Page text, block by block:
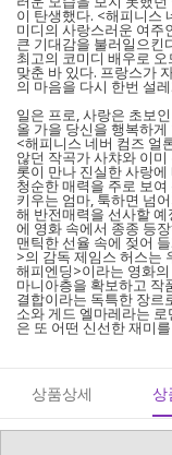
이 탄생했다. <해피니스
미디의 사랑스러운 여주
큰 기대감을 불러일으킨
최고의 코미디 배우로
맞춘 바 있다. 프랑스가
의 마음을 다시 한번 설
일은 프로, 사랑은 초보
올 가을 당신을 행복하
<해피니스 네버 컴즈 얼
않던 작곡가 사챠와 이
롯이 만나 진실한 사랑
청순한 매력을 주로 보
키우는 엄마, 툭하면 넘
해 반전매력을 선사할
에 영화 속에서 종종 등
맨틱한 선율 속에 젖어
>의 감독 제임스 허스는
해피엔딩>이라는 영화
마니아층을 확보하고 작
결합이라는 독특한 장르
소와 게드 엘마레라는
은 또 어떤 신선한 재미
상품상세 상